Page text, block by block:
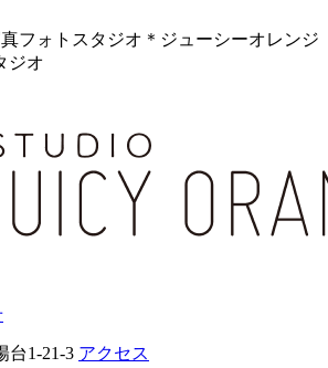
フォトスタジオ＊ジューシーオレンジ
ジオ
台1-21-3 アクセス